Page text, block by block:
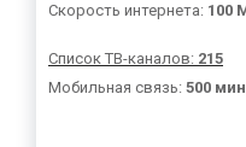
Скорость интернета: 100
Список ТВ-каналов: 215
Мобильная связь: 500